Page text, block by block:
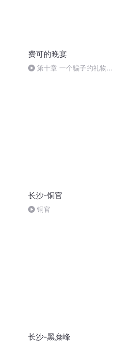
费可的晚宴
第十章 一个骗子的礼物
长沙-铜官
铜官
长沙-黑糜峰